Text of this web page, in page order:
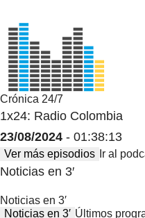
Crónica 24/7
1x24: Radio Colombia
23/08/2024 - 01:38:13
Ver más episodios Ir al
Noticias en 3′
Noticias en 3′
Noticias en 3′ Últimos